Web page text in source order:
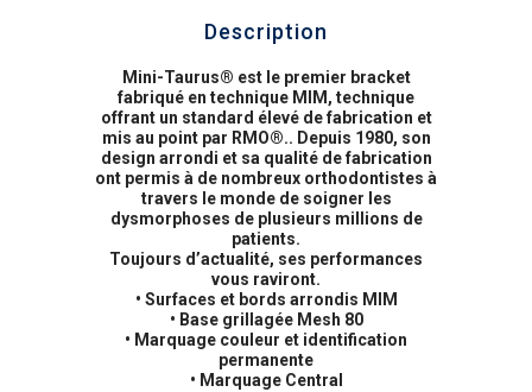
Description
Mini-Taurus® est le premier bracket
fabriqué en technique MIM, technique
offrant un standard élevé de fabrication et
mis au point par RMO®.. Depuis 1980, son
design arrondi et sa qualité de fabrication
ont permis à de nombreux orthodontistes à
travers le monde de soigner les
dysmorphoses de plusieurs millions de
patients.
Toujours d’actualité, ses performances
vous raviront.
• Surfaces et bords arrondis MIM
• Base grillagée Mesh 80
• Marquage couleur et identification
permanente
• Marquage Central